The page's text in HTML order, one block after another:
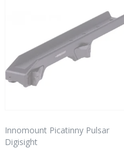
Innomount Picatinny Pulsar
Digisight